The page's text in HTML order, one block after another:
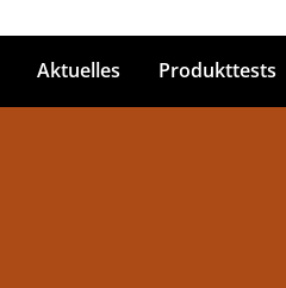
Aktuelles Produkttests